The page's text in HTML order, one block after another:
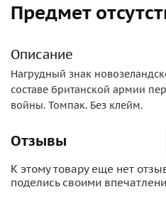
Предмет
Описание
Нагрудный знак
составе британской армии
войны. Томпак. Без клейм.
Отзывы
К этому товару еще нет
поделись своими